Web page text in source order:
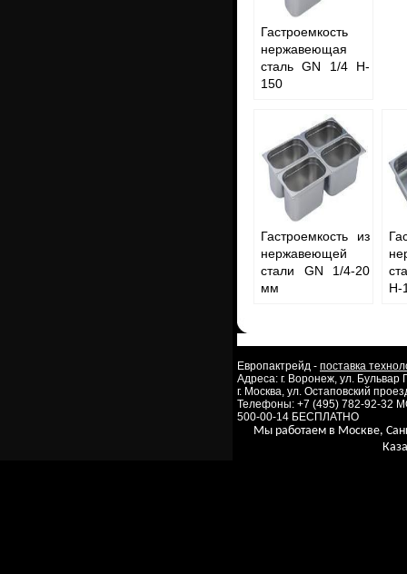
Гастроемкость
нержавеющая
сталь GN 1/4 H-
150
Гастроемкость из
нержавеющей
стали GN 1/4-20
мм
Н-
Европактрейд - поставка
Адреса: г. Воронеж, ул.
г. Москва, ул. Остаповский
Телефоны: +7 (495) 782-92-32
500-00-14 БЕСПЛАТНО
Мы работаем в Москве,